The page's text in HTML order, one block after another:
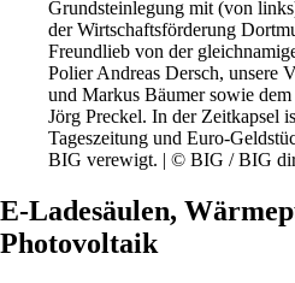
Grundsteinlegung mit (von
der Wirtschaftsförderung
Freundlieb von der
Polier Andreas Dersch, unsere
und Markus Bäumer sowie
Jörg Preckel. In der Zeitkapsel
Tageszeitung und Euro-
BIG verewigt. | © BIG / BIG
E-Ladesäulen,
Photovoltaik